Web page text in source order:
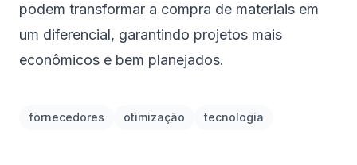
podem transformar a compra de materiais em
um diferencial, garantindo projetos mais
econômicos e bem planejados.
fornecedores otimização tecnologia